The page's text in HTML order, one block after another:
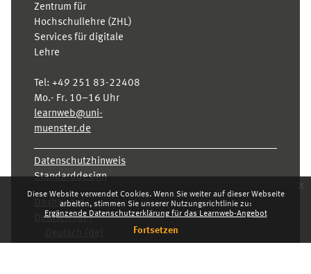
Diese Website verwendet Cookies. Wenn Sie weiter auf dieser Webseite
arbeiten, stimmen Sie unserer Nutzungsrichtlinie zu:
Ergänzende Datenschutzerklärung für das Learnweb-Angebot
Fortsetzen
x
Zentrum für
Hochschullehre (ZHL)
Services für digitale
Lehre
Tel: +49 251 83-22408
Mo.- Fr. 10–16 Uhr
learnweb@uni-
muenster.de
Datenschutzhinweis
Standarddesign
Dashboard
Deutsch ‎(de)‎